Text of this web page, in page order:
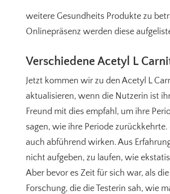
weitere Gesundheits Produkte zu
Onlinepräsenz werden diese
Verschiedene Acetyl L
Jetzt kommen wir zu den Acetyl L
aktualisieren, wenn die Nutzerin ist
Freund mit dies empfahl, um ihre
sagen, wie ihre Periode
auch abführend wirken. Aus
nicht aufgeben, zu laufen, wie
Aber bevor es Zeit für sich war, als
Forschung, die die Testerin sah, wie